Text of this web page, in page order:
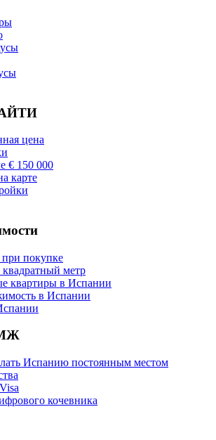
цена
€ 150 000
карте
покупке
квадратный метр
квартиры в Испании
в Испании
Испанию постоянным местом
кочевника